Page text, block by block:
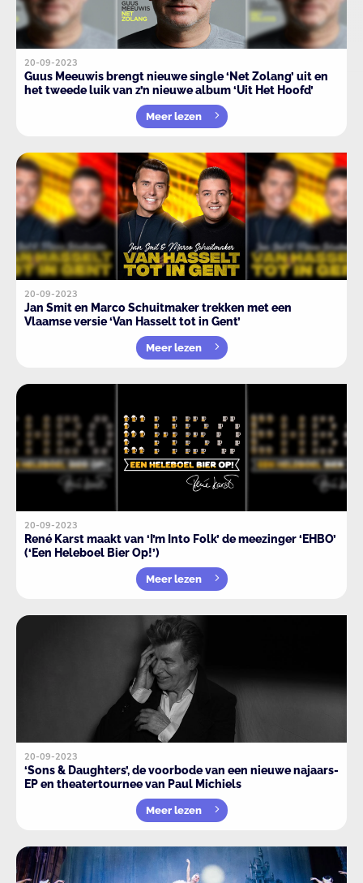
20-09-2023
Guus Meeuwis brengt nieuwe single ‘Net Zolang’ uit en
het tweede luik van z’n nieuwe album ‘Uit Het Hoofd’
Meer lezen
20-09-2023
Jan Smit en Marco Schuitmaker trekken met een
Vlaamse versie ‘Van Hasselt tot in Gent’
Meer lezen
20-09-2023
René Karst maakt van ‘I’m Into Folk’ de meezinger ‘EHBO’
(‘Een Heleboel Bier Op!’)
Meer lezen
20-09-2023
‘Sons & Daughters’, de voorbode van een nieuwe najaars-
EP en theatertournee van Paul Michiels
Meer lezen